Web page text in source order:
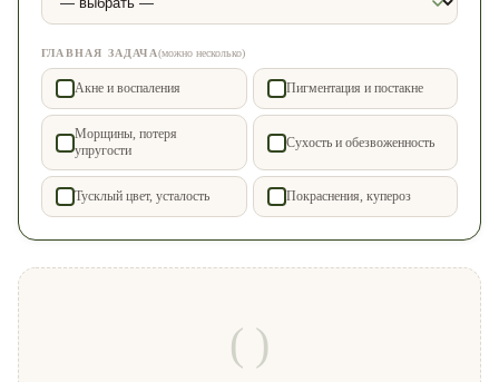
ГЛАВНАЯ ЗАДАЧА(можно несколько)
Акне и воспаления Пигментация и постакне
Морщины, потеря
упругости
Сухость и обезвоженность
Тусклый цвет, усталость Покраснения, купероз
( )